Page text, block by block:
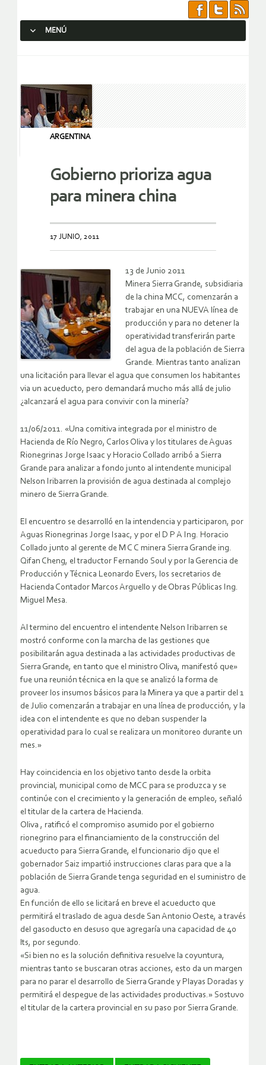
MENÚ
ARGENTINA
Gobierno prioriza agua
para minera china
17 JUNIO, 2011
13 de Junio 2011
Minera Sierra Grande, subsidiaria
de la china MCC, comenzarán a
trabajar en una NUEVA línea de
producción y para no detener la
operatividad transferirán parte
del agua de la población de Sierra
Grande. Mientras tanto analizan
una licitación para llevar el agua que consumen los habitantes
via un acueducto, pero demandará mucho más allá de julio
¿alcanzará el agua para convivir con la minería?
11/06/2011. «Una comitiva integrada por el ministro de
Hacienda de Río Negro, Carlos Oliva y los titulares de Aguas
Rionegrinas Jorge Isaac y Horacio Collado arribó a Sierra
Grande para analizar a fondo junto al intendente municipal
Nelson Iribarren la provisión de agua destinada al complejo
minero de Sierra Grande.
El encuentro se desarrolló en la intendencia y participaron, por
Aguas Rionegrinas Jorge Isaac, y por el D P A Ing. Horacio
Collado junto al gerente de M C C minera Sierra Grande ing.
Qifan Cheng, el traductor Fernando Soul y por la Gerencia de
Producción y Técnica Leonardo Evers, los secretarios de
Hacienda Contador Marcos Arguello y de Obras Públicas Ing.
Miguel Mesa.
Al termino del encuentro el intendente Nelson Iribarren se
mostró conforme con la marcha de las gestiones que
posibilitarán agua destinada a las actividades productivas de
Sierra Grande, en tanto que el ministro Oliva, manifestó que»
fue una reunión técnica en la que se analizó la forma de
proveer los insumos básicos para la Minera ya que a partir del 1
de Julio comenzarán a trabajar en una línea de producción, y la
idea con el intendente es que no deban suspender la
operatividad para lo cual se realizara un monitoreo durante un
mes.»
Hay coincidencia en los objetivo tanto desde la orbita
provincial, municipal como de MCC para se produzca y se
continúe con el crecimiento y la generación de empleo, señaló
el titular de la cartera de Hacienda.
Oliva , ratificó el compromiso asumido por el gobierno
rionegrino para el financiamiento de la construcción del
acueducto para Sierra Grande, el funcionario dijo que el
gobernador Saiz impartió instrucciones claras para que a la
población de Sierra Grande tenga seguridad en el suministro de
agua.
En función de ello se licitará en breve el acueducto que
permitirá el traslado de agua desde San Antonio Oeste, a través
del gasoducto en desuso que agregaría una capacidad de 40
lts, por segundo.
«Si bien no es la solución definitiva resuelve la coyuntura,
mientras tanto se buscaran otras acciones, esto da un margen
para no parar el desarrollo de Sierra Grande y Playas Doradas y
permitirá el despegue de las actividades productivas.» Sostuvo
el titular de la cartera provincial en su paso por Sierra Grande.